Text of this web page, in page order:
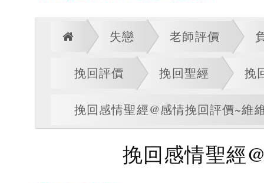
失戀 老師評價
挽回評價 挽回聖經 挽
挽回感情聖經@感情挽回評價~維
挽回感情聖經